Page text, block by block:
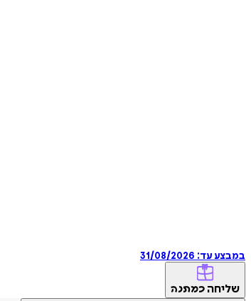
במבצע עד: 31/08/2026
שליחה כמתנה